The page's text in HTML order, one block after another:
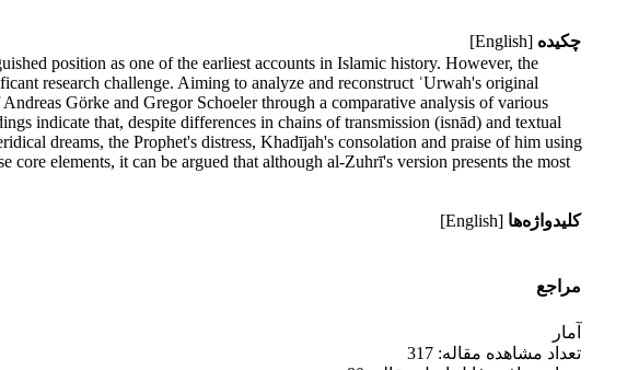
چکیده [English]
position as one of the earliest accounts in Islamic history. However, the
research challenge. Aiming to analyze and reconstruct ʿUrwah's original
Görke and Gregor Schoeler through a comparative analysis of various
indicate that, despite differences in chains of transmission (isnād) and textual
dreams, the Prophet's distress, Khadījah's consolation and praise of him using
elements, it can be argued that although al-Zuhrī's version presents the most
کلیدواژه‌ها [English]
مراجع
آمار
تعداد مشاهده مقاله: 317